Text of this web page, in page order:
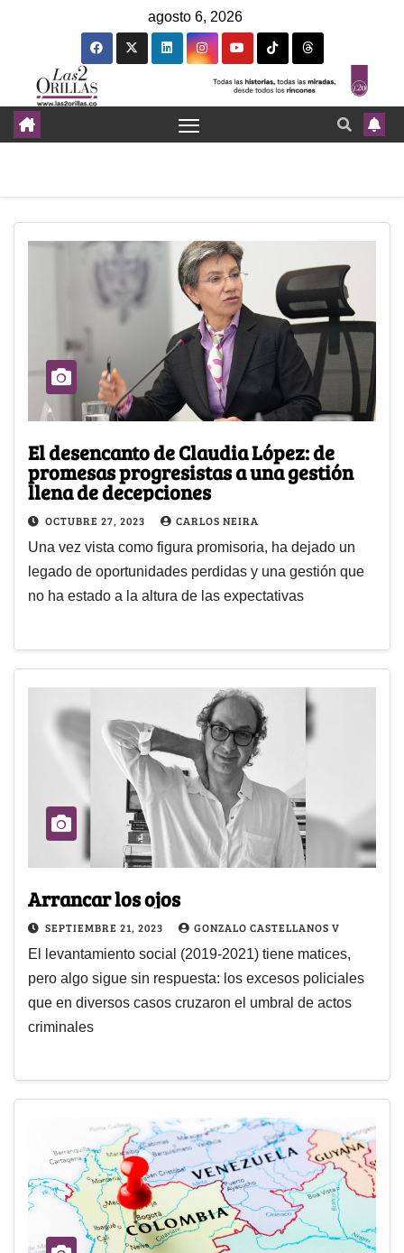
agosto 6, 2026
El desencanto de Claudia López: de
promesas progresistas a una gestión
llena de decepciones
OCTUBRE 27, 2023 CARLOS NEIRA
Una vez vista como figura promisoria, ha dejado un
legado de oportunidades perdidas y una gestión que
no ha estado a la altura de las expectativas
Arrancar los ojos
SEPTIEMBRE 21, 2023 GONZALO CASTELLANOS V
El levantamiento social (2019-2021) tiene matices,
pero algo sigue sin respuesta: los excesos policiales
que en diversos casos cruzaron el umbral de actos
criminales